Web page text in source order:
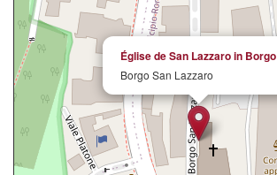
Église de San Lazzaro in Borgo
Borgo San Lazzaro